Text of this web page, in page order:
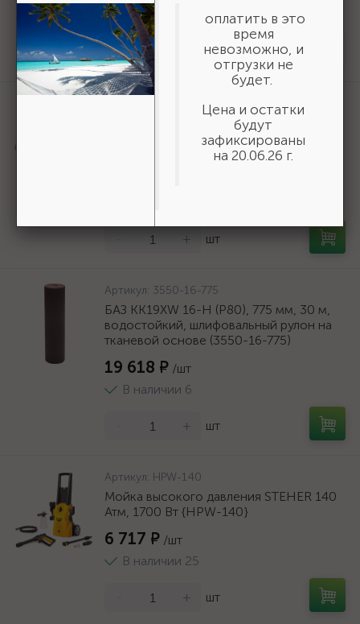
16_z01}
161 ₽ /шт
Нет в наличии
Шнур хозяйственный СИБИН,
полиэфирный, длина 25 м, диаметр -
+ шт
Артикул: 3550-16-775
БАЗ KK19XW 16-H (Р80), 775 мм, 30 м,
водостойкий, шлифовальный рулон на
тканевой основе (3550-16-775)
19 618 ₽ /шт
В наличии 6
+ шт
Артикул: HPW-140
Мойка высокого давления STEHER 140
Атм, 1700 Вт {HPW-140}
6 717 ₽ /шт
В наличии 25
+ шт
оплатить в это
время
невозможно, и
отгрузки не
будет.
Цена и остатки
будут
зафиксированы
на 20.06.26 г.